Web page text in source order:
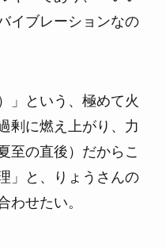
イブレーションなの
」という、極めて火
剰に燃え上がり、力
至の直後）だからこ
」と、りょうさんの
わせたい。